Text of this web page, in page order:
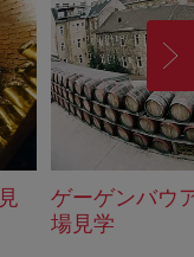
ゲーゲンバウ
場見学
進
む